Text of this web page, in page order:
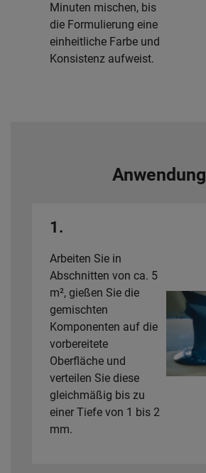
Minuten mischen, bis
die Formulierung eine
einheitliche Farbe und
Konsistenz aufweist.
Anwendung
1.
Arbeiten Sie in
Abschnitten von ca. 5
m², gießen Sie die
gemischten
Komponenten auf die
vorbereitete
Oberfläche und
verteilen Sie diese
gleichmäßig bis zu
einer Tiefe von 1 bis 2
mm.